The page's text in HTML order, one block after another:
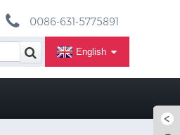
0086-631-5775891
English